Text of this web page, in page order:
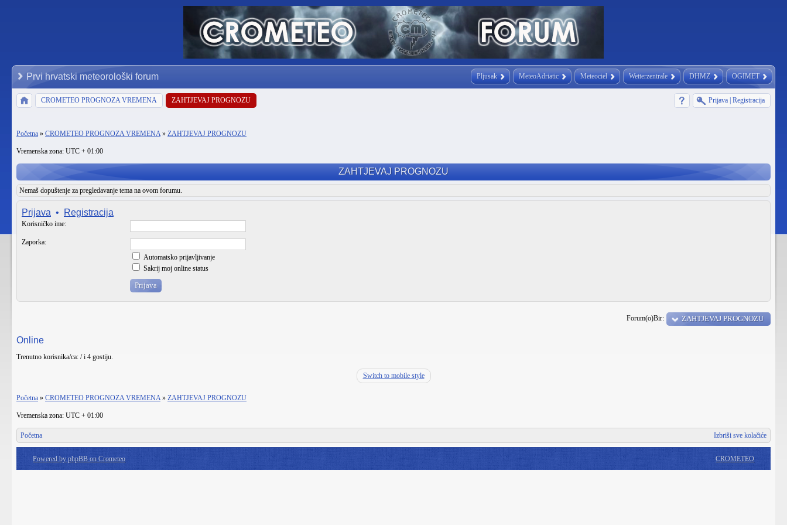
Pljusak MeteoAdriatic Meteociel Wetterzentrale DHMZ OGIMET
Prvi hrvatski meteorološki forum
CROMETEO PROGNOZA VREMENA ZAHTJEVAJ PROGNOZU Prijava Registracija
Početna » CROMETEO PROGNOZA VREMENA» ZAHTJEVAJ PROGNOZU
Vremenska zona: UTC + 01:00
ZAHTJEVAJ PROGNOZU
Nemaš dopuštenje za pregledavanje tema na ovom forumu.
Prijava • Registracija
Korisničko ime:
Zaporka:
Automatsko prijavljivanje
Sakrij moj online status
Forum(o)Bir: ZAHTJEVAJ PROGNOZU
Online
Trenutno korisnika/ca: / i 4 gostiju.
Switch to mobile style
Početna » CROMETEO PROGNOZA VREMENA» ZAHTJEVAJ PROGNOZU
Vremenska zona: UTC + 01:00
Početna Izbriši sve kolačiće
Powered by phpBB on Crometeo CROMETEO